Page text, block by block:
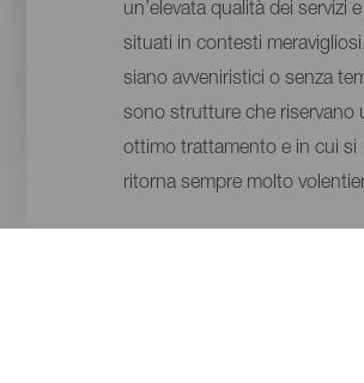
un’elevata qualità dei servizi e
situati in contesti
siano avveniristici o senza
sono strutture che riservano
ottimo trattamento e in cui si
ritorna sempre molto